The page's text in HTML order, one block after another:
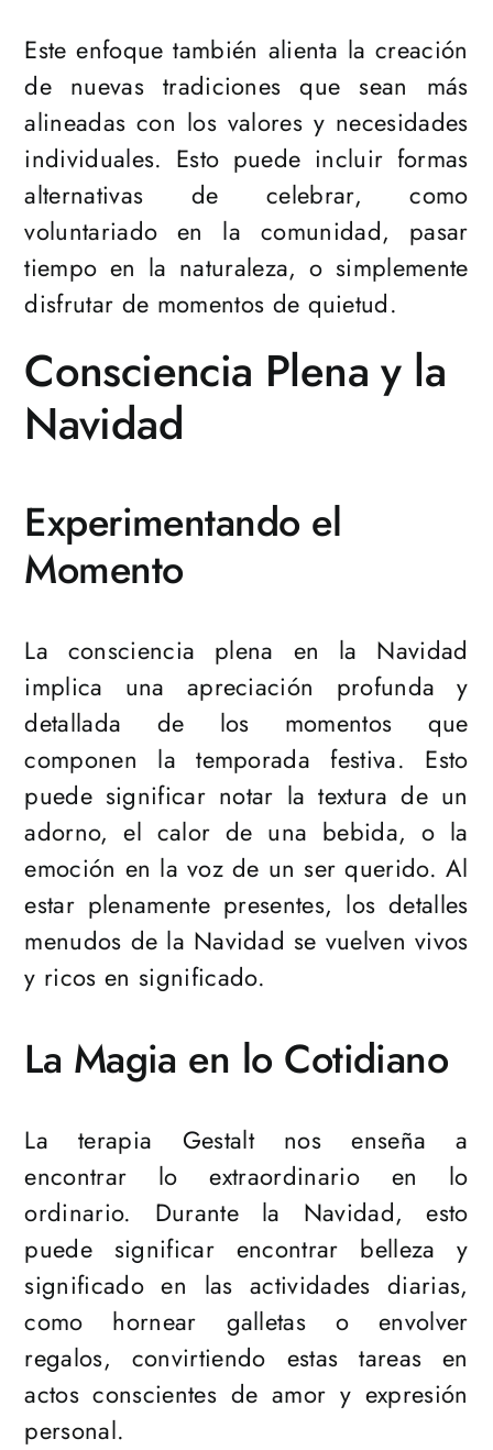
Este enfoque también alienta la creación
de nuevas tradiciones que sean más
alineadas con los valores y necesidades
individuales. Esto puede incluir formas
alternativas de celebrar, como
voluntariado en la comunidad, pasar
tiempo en la naturaleza, o simplemente
disfrutar de momentos de quietud.
Consciencia Plena y la
Navidad
Experimentando el
Momento
La consciencia plena en la Navidad
implica una apreciación profunda y
detallada de los momentos que
componen la temporada festiva. Esto
puede significar notar la textura de un
adorno, el calor de una bebida, o la
emoción en la voz de un ser querido. Al
estar plenamente presentes, los detalles
menudos de la Navidad se vuelven vivos
y ricos en significado.
La Magia en lo Cotidiano
La terapia Gestalt nos enseña a
encontrar lo extraordinario en lo
ordinario. Durante la Navidad, esto
puede significar encontrar belleza y
significado en las actividades diarias,
como hornear galletas o envolver
regalos, convirtiendo estas tareas en
actos conscientes de amor y expresión
personal.